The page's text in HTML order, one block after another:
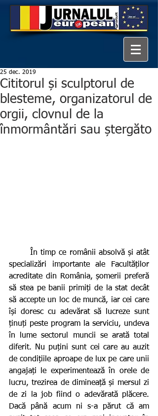
Cititorul și sculptorul de
blesteme, organizatorul de
orgii, clovnul de la
înmormântări sau ștergăto
25 dec. 2019
       În timp ce românii absolvă și atât
specializări importante ale Facultăților
acreditate din România, șomerii preferă
să stea pe banii primiți de la stat decât
să accepte un loc de muncă, iar cei care
își doresc cu adevărat să lucreze sunt
ținuți peste program la serviciu, undeva
în lume sectorul muncii se arată total
diferit. Nu puțini sunt cei care au auzit
de condițiile aproape de lux pe care unii
angajați le experimentează în orele de
lucru, trezirea de dimineață și mersul zi
de zi la job fiind o adevărată plăcere.
Dacă până acum ni s-a părut că am